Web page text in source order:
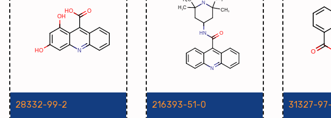
28332-99-2 216393-51-0 31327-